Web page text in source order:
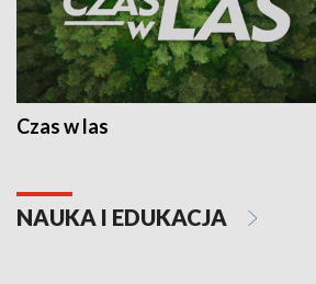
Czas w las
NAUKA I EDUKACJA